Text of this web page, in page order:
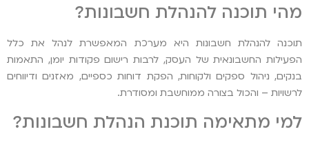
מהי תוכנה להנהלת חשבונות?
תוכנה להנהלת חשבונות היא מערכת המאפשרת לנהל את כלל
הפעילות החשבונאית של העסק, לרבות רישום פקודות יומן, התאמות
בנקים, ניהול ספקים ולקוחות, הפקת דוחות כספיים, מאזנים ודיווחים
לרשויות – והכול בצורה ממוחשבת ומסודרת.
למי מתאימה תוכנת הנהלת חשבונות?